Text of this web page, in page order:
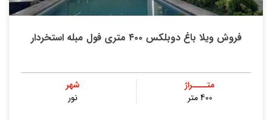
فروش ویلا باغ دوبلکس ۴۰۰ متری فول مبله استخردار
متــــراژ
400 متر
شهر
نور